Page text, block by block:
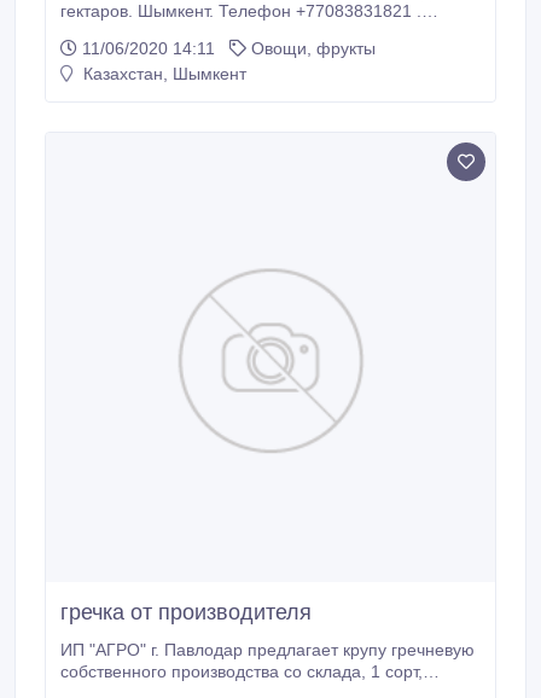
гектаров. Шымкент. Телефон +77083831821 .
11/06/2020 14:11
Овощи, фрукты
Казахстан, Шымкент
гречка от производителя
ИП "АГРО" г. Павлодар предлагает крупу гречневую
собственного производства со склада, 1 сорт,